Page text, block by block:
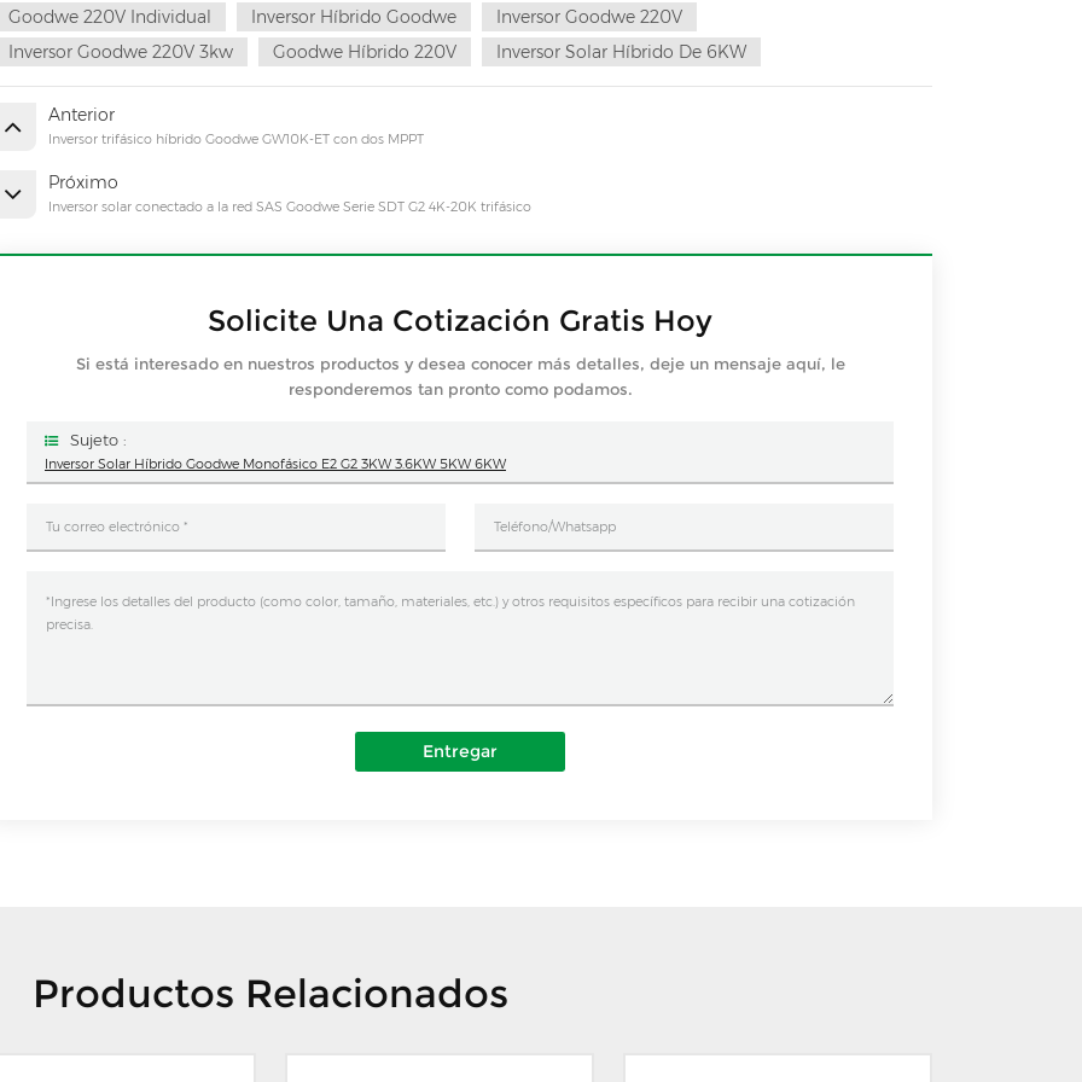
Goodwe 220V Individual
Inversor Híbrido Goodwe
Inversor Goodwe 220V
Inversor Goodwe 220V 3kw
Goodwe Híbrido 220V Inversor Solar Híbrido De 6KW
Anterior
Inversor trifásico híbrido Goodwe GW10K-ET con dos MPPT
Próximo
Inversor solar conectado a la red SAS Goodwe Serie SDT G2 4K-20K trifásico
Solicite Una Cotización Gratis Hoy
Si está interesado en nuestros productos y desea conocer más detalles, deje un mensaje aquí, le
responderemos tan pronto como podamos.
Sujeto :
Inversor Solar Híbrido Goodwe Monofásico E2 G2 3KW 3.6KW 5KW 6KW
Entregar
Productos Relacionados